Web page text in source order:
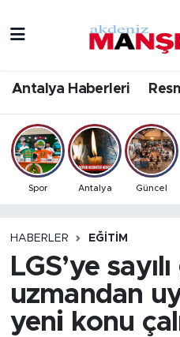
Antalya Haberleri
Spor Antalya Güncel
HABERLER EĞITIM
LGS’ye
uzmandan
yeni konu
Bilim & Teknoloji
Eğitim
Ekonomi
Gündem
İlçeler
Antalya Hava Durumu
Antalya Namaz
Antalya Trafik
Tüm Manşetler
Son Dakika Haberleri